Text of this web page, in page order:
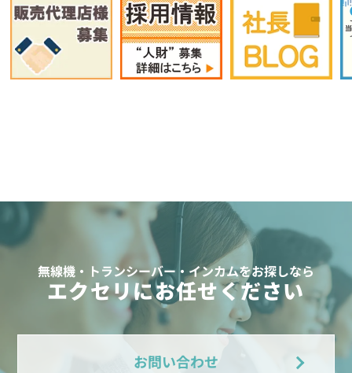
無線機・トランシーバー・インカムをお探しなら
エクセリにお任せください
お問い合わせ